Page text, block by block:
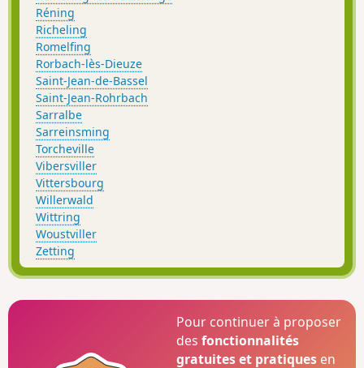
Réning
Richeling
Romelfing
Rorbach-lès-Dieuze
Saint-Jean-de-Bassel
Saint-Jean-Rohrbach
Sarralbe
Sarreinsming
Torcheville
Vibersviller
Vittersbourg
Willerwald
Wittring
Woustviller
Zetting
Pour continuer à proposer
desfonctionnalités
gratuites et pratiques en